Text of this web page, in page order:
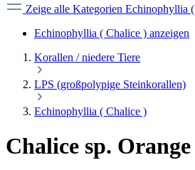
Zeige alle Kategorien Echinophyllia
Echinophyllia ( Chalice ) anzeigen
Korallen / niedere Tiere
LPS (großpolypige Steinkorallen)
Echinophyllia ( Chalice )
Chalice sp.